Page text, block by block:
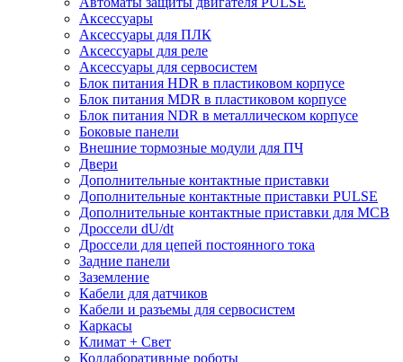
Аксессуары
Аксессуары для ПЛК
Аксессуары для реле
Аксессуары для сервосистем
Блок питания HDR в пластиковом корпусе
Блок питания MDR в пластиковом корпусе
Блок питания NDR в металлическом корпусе
Боковые панели
Внешние тормозные модули для ПЧ
Двери
Дополнительные контактные приставки
Дополнительные контактные приставки PULSE
Дополнительные контактные приставки для MCB
Дроссели dU/dt
Дроссели для цепей постоянного тока
Задние панели
Заземление
Кабели для датчиков
Кабели и разъемы для сервосистем
Каркасы
Климат + Свет
Коллаборативные роботы